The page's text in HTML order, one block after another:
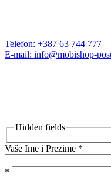
Telefon: +387 63 744 777
E-mail: info@mobishop-
Hidden fields
Vaše Ime i Prezime *
*